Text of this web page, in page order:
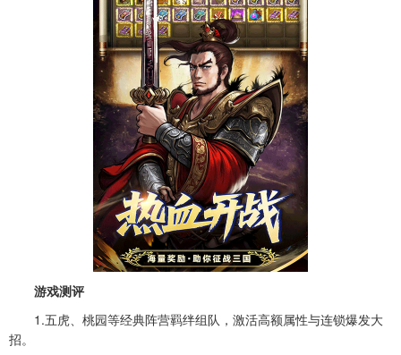
游戏测评
1.五虎、桃园等经典阵营羁绊组队，激活高额属性与连锁爆发大
招。